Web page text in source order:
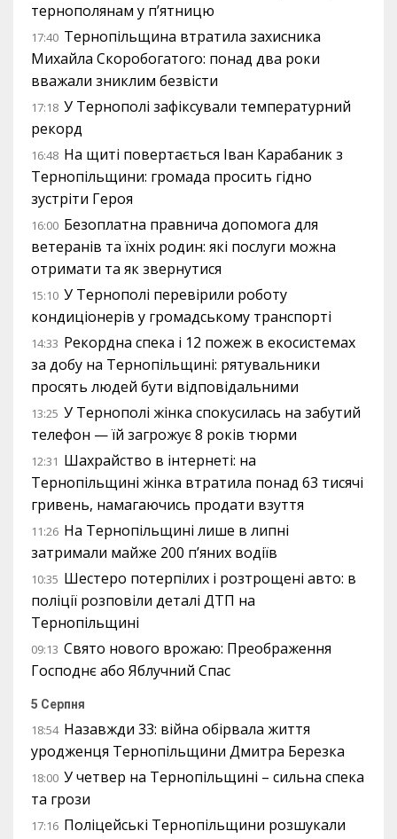
тернополянам у п’ятницю
17:40 Тернопільщина втратила захисника
Михайла Скоробогатого: понад два роки
вважали зниклим безвісти
17:18 У Тернополі зафіксували температурний
рекорд
16:48 На щиті повертається Іван Карабаник з
Тернопільщини: громада просить гідно
зустріти Героя
16:00 Безоплатна правнича допомога для
ветеранів та їхніх родин: які послуги можна
отримати та як звернутися
15:10 У Тернополі перевірили роботу
кондиціонерів у громадському транспорті
14:33 Рекордна спека і 12 пожеж в екосистемах
за добу на Тернопільщині: рятувальники
просять людей бути відповідальними
13:25 У Тернополі жінка спокусилась на забутий
телефон — їй загрожує 8 років тюрми
12:31 Шахрайство в інтернеті: на
Тернопільщині жінка втратила понад 63 тисячі
гривень, намагаючись продати взуття
11:26 На Тернопільщині лише в липні
затримали майже 200 п’яних водіїв
10:35 Шестеро потерпілих і розтрощені авто: в
поліції розповіли деталі ДТП на
Тернопільщині
09:13 Свято нового врожаю: Преображення
Господнє або Яблучний Спас
5 Серпня
18:54 Назавжди 33: війна обірвала життя
уродженця Тернопільщини Дмитра Березка
18:00 У четвер на Тернопільщині – сильна спека
та грози
17:16 Поліцейські Тернопільщини розшукали